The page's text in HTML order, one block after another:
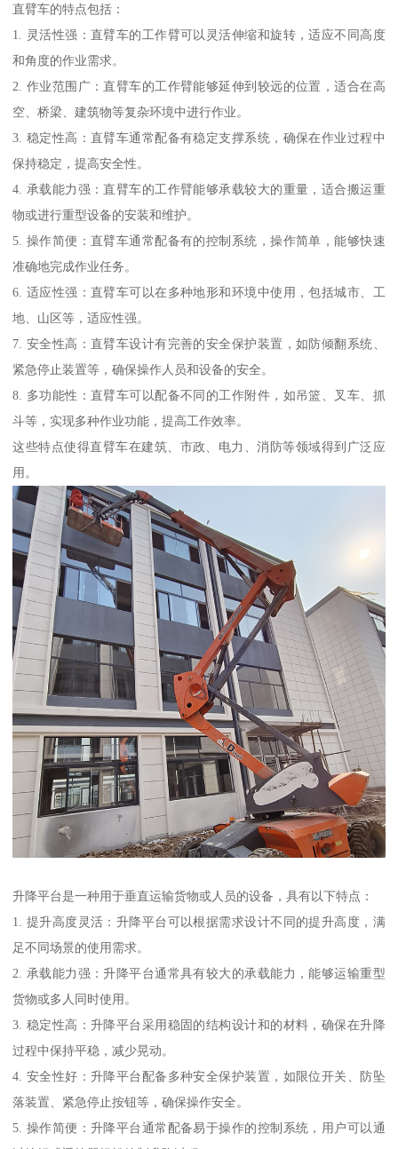
直臂车的特点包括：
1. 灵活性强：直臂车的工作臂可以灵活伸缩和旋转，适应不同高度
和角度的作业需求。
2. 作业范围广：直臂车的工作臂能够延伸到较远的位置，适合在高
空、桥梁、建筑物等复杂环境中进行作业。
3. 稳定性高：直臂车通常配备有稳定支撑系统，确保在作业过程中
保持稳定，提高安全性。
4. 承载能力强：直臂车的工作臂能够承载较大的重量，适合搬运重
物或进行重型设备的安装和维护。
5. 操作简便：直臂车通常配备有的控制系统，操作简单，能够快速
准确地完成作业任务。
6. 适应性强：直臂车可以在多种地形和环境中使用，包括城市、工
地、山区等，适应性强。
7. 安全性高：直臂车设计有完善的安全保护装置，如防倾翻系统、
紧急停止装置等，确保操作人员和设备的安全。
8. 多功能性：直臂车可以配备不同的工作附件，如吊篮、叉车、抓
斗等，实现多种作业功能，提高工作效率。
这些特点使得直臂车在建筑、市政、电力、消防等领域得到广泛应
用。
升降平台是一种用于垂直运输货物或人员的设备，具有以下特点：
1. 提升高度灵活：升降平台可以根据需求设计不同的提升高度，满
足不同场景的使用需求。
2. 承载能力强：升降平台通常具有较大的承载能力，能够运输重型
货物或多人同时使用。
3. 稳定性高：升降平台采用稳固的结构设计和的材料，确保在升降
过程中保持平稳，减少晃动。
4. 安全性好：升降平台配备多种安全保护装置，如限位开关、防坠
落装置、紧急停止按钮等，确保操作安全。
5. 操作简便：升降平台通常配备易于操作的控制系统，用户可以通